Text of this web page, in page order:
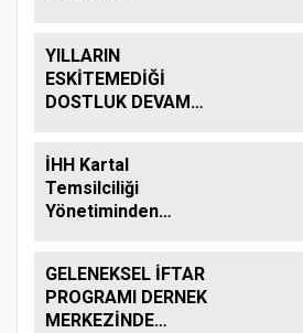
YILLARIN
ESKİTEMEDİĞİ
DOSTLUK DEVAM
İHH Kartal
Temsilciliği
Yönetiminden
GELENEKSEL İFTAR
PROGRAMI DERNEK
MERKEZİNDE